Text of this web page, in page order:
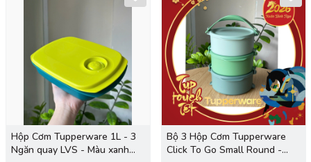
Hộp Cơm Tupperware 1L - 3
Ngăn quay LVS - Màu xanh
Bộ 3 Hộp Cơm Tupperware
Click To Go Small Round -